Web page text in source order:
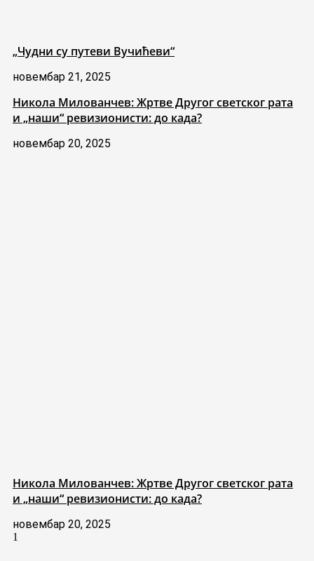
„Чудни су путеви Вучићеви“
новембар 21, 2025
Никола Милованчев: Жртве Другог светског рата
и „наши“ ревизионисти: до када?
новембар 20, 2025
Никола Милованчев: Жртве Другог светског рата
и „наши“ ревизионисти: до када?
новембар 20, 2025